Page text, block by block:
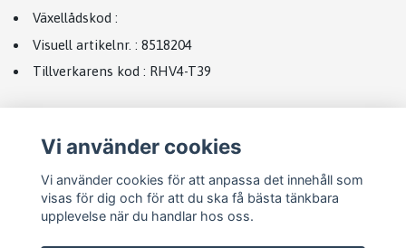
Växellådskod :
Visuell artikelnr. : 8518204
Tillverkarens kod : RHV4-T39
Vi använder cookies
Vi använder cookies för att anpassa det innehåll som
visas för dig och för att du ska få bästa tänkbara
upplevelse när du handlar hos oss.